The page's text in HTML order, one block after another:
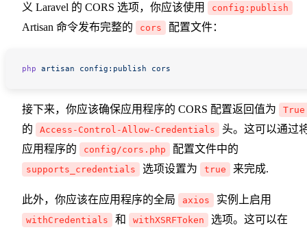
义 Laravel 的 CORS 选项，你应该使用
config:publish
Artisan 命令发布完整的 cors 配置文件：
php artisan config:publish cors
接下来，你应该确保应用程序的 CORS 配置返回值为 True
的 Access-Control-Allow-Credentials
头。这可以通过
应用程序的
config/cors.php 配置文件中的
supports_credentials 选项设置为 true 来完成.
此外，你应该在应用程序的全局 axios 实例上启用
withCredentials 和 withXSRFToken 选项。这可以在